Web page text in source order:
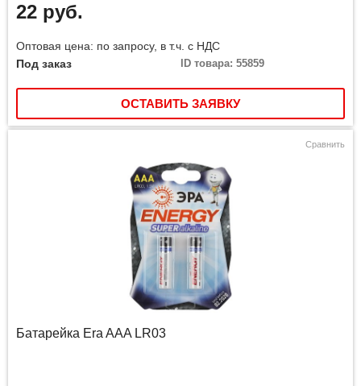
22 руб.
Оптовая цена: по запросу, в т.ч. с НДС
Под заказ
ID товара: 55859
ОСТАВИТЬ ЗАЯВКУ
Сравнить
Батарейка Era AAA LR03